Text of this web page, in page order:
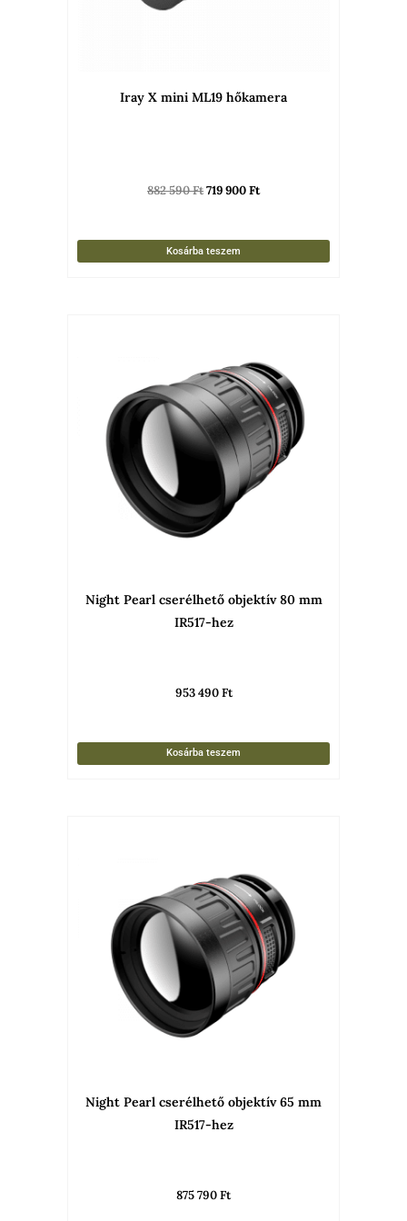
Iray X mini ML19 hőkamera
882 590Ft719 900Ft
Kosárba teszem
Night Pearl cserélhető objektív 80 mm
IR517-hez
953 490Ft
Kosárba teszem
Night Pearl cserélhető objektív 65 mm
IR517-hez
875 790Ft